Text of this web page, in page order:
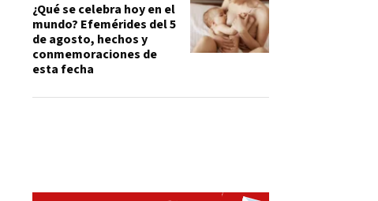
¿Qué se celebra hoy en el
mundo? Efemérides del 5
de agosto, hechos y
conmemoraciones de
esta fecha